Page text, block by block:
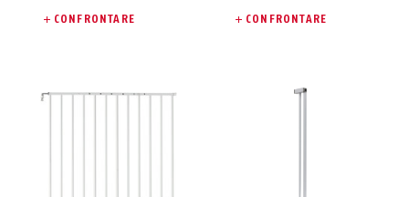
CONFRONTARE CONFRONTARE